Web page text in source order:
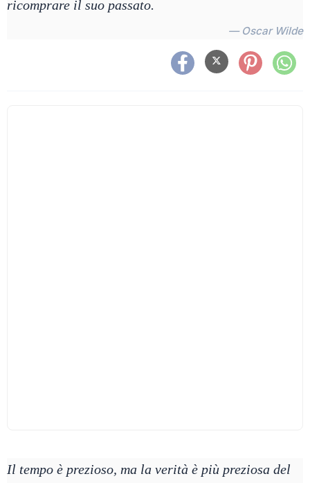
ricomprare il suo passato.
— Oscar Wilde
Il tempo è prezioso, ma la verità è più preziosa del